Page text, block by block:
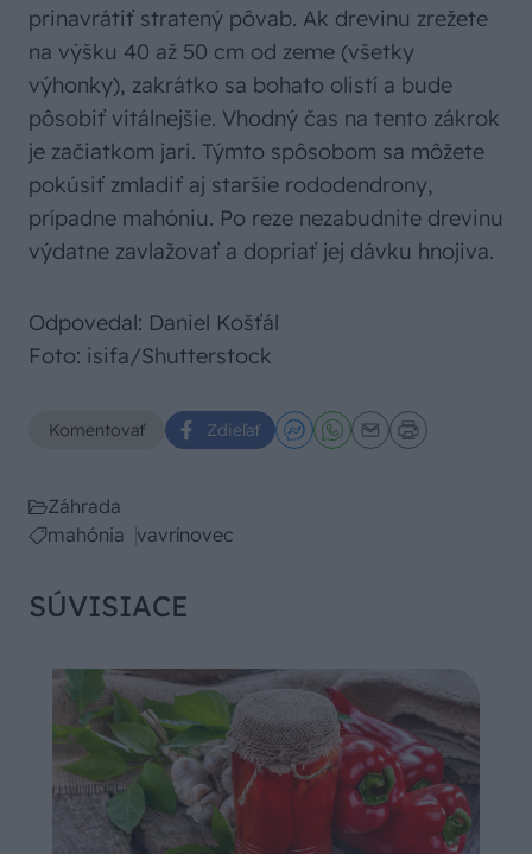
prinavrátiť stratený pôvab. Ak drevinu zrežete
na výšku 40 až 50 cm od zeme (všetky
výhonky), zakrátko sa bohato olistí a bude
pôsobiť vitálnejšie. Vhodný čas na tento zákrok
je začiatkom jari. Týmto spôsobom sa môžete
pokúsiť zmladiť aj staršie rododendrony,
prípadne mahóniu. Po reze nezabudnite drevinu
výdatne zavlažovať a dopriať jej dávku hnojiva.
Odpovedal: Daniel Košťál
Foto: isifa/Shutterstock
Komentovať Zdieľať
Záhrada
mahónia vavrínovec
SÚVISIACE